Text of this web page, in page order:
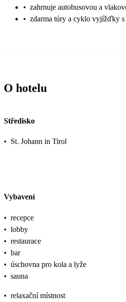
• zahrnuje autobusovou a
• zdarma túry a cyklo vyjížďky s
O hotelu
Středisko
• St. Johann in Tirol
Vybavení
• recepce
• lobby
• restaurace
• bar
• úschovna pro kola a lyže
• sauna
• relaxační místnost